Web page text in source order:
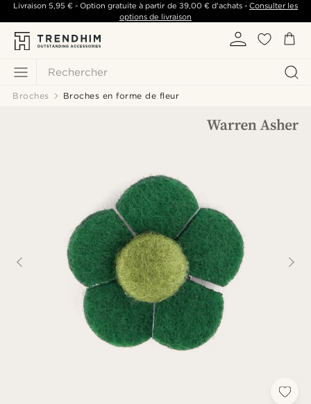
Rechercher
Livraison 5,95 €- Option gratuite à partir de 39,00 €d'achats -Consulter les
options de livraison
Broches Broches en forme de fleur